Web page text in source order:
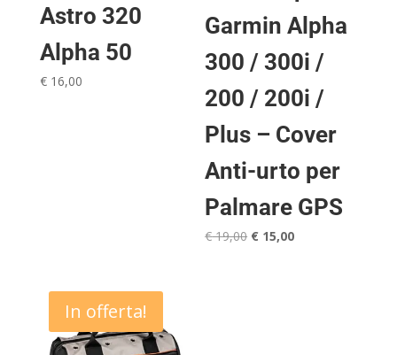
Astro 320
Alpha 50
€16,00
Garmin Alpha
300 / 300i /
200 / 200i /
Plus – Cover
Anti-urto per
Palmare GPS
€19,00 Il
€ 15,00Il
In offerta!